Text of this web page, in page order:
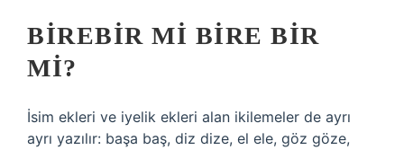
BIREBIR MI BIRE BIR
MI?
İsim ekleri ve iyelik ekleri alan ikilemeler de ayrı
ayrı yazılır: başa baş, diz dize, el ele, göz göze,